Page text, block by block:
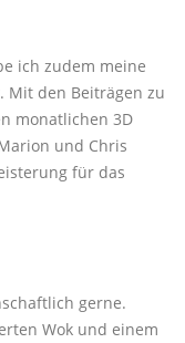
ich zudem meine
Mit den Beiträgen zu
monatlichen 3D
und Chris
für das
gerne.
Wok und einem